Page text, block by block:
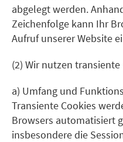
abgelegt werden.
Zeichenfolge kann Ihr
Aufruf unserer Website
(2) Wir nutzen
a) Umfang und
Transiente Cookies
Browsers automatisiert
insbesondere die